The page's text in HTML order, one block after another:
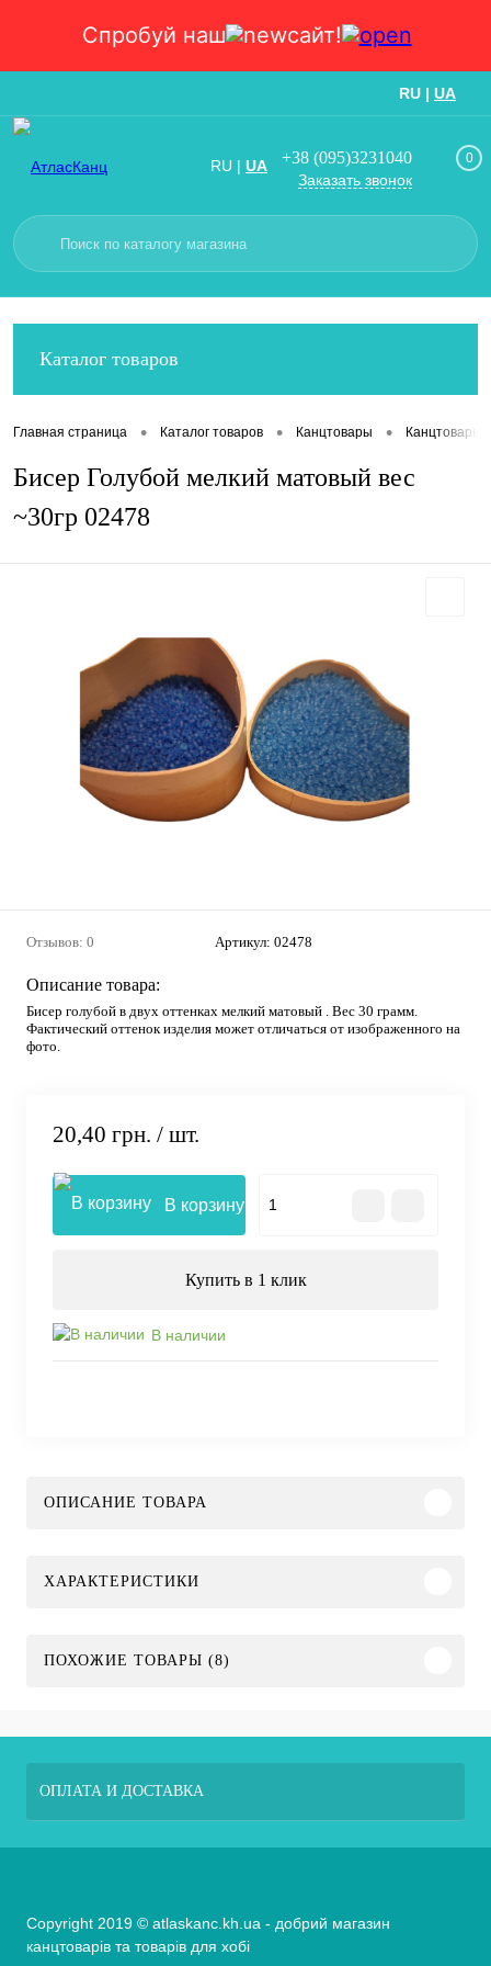
Спробуй наш сайт!
RU | UA
RU | UA +38 (095)3231040
Заказать звонок
0
Каталог товаров
Главная страница • Каталог товаров • Канцтовары • Канцтовары
Бисер Голубой мелкий матовый вес
~30гр 02478
Отзывов: 0 Артикул: 02478
Описание товара:
Бисер голубой в двух оттенках мелкий матовый . Вес 30 грамм.
Фактический оттенок изделия может отличаться от изображенного на
фото.
20,40 грн. / шт.
В корзину
Купить в 1 клик
В наличии
ОПИСАНИЕ ТОВАРА
ХАРАКТЕРИСТИКИ
ПОХОЖИЕ ТОВАРЫ (8)
ОПЛАТА И ДОСТАВКА
Copyright 2019 © atlaskanc.kh.ua - добрий магазин
канцтоварів та товарів для хобі